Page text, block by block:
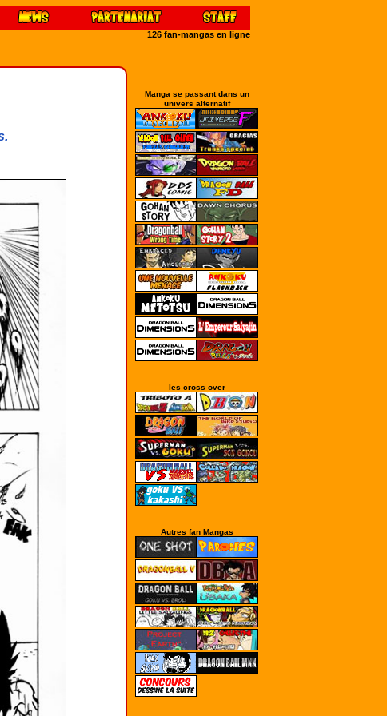
126 fan-mangas en ligne
Manga se passant dans un
univers alternatif
les cross over
Autres fan Mangas